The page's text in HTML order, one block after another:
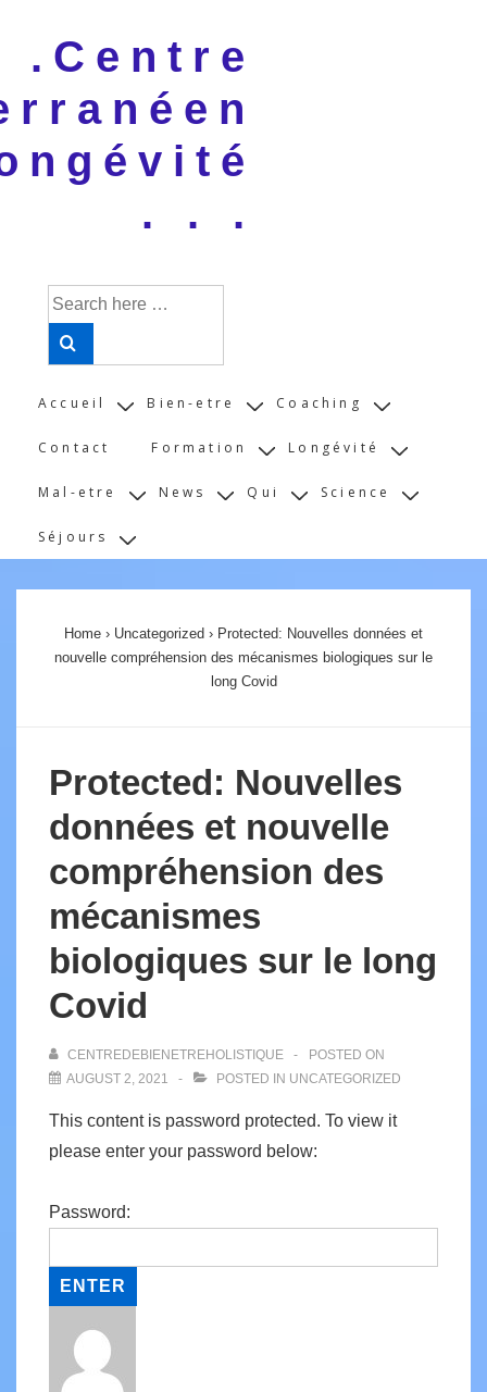
Main
.Centre
. . .
Search
for:
Main
Accueil Bien-etre Coaching
Contact Formation Longévité
Mal-etre News Qui Science
Séjours
Home › Uncategorized › Protected: Nouvelles données et
nouvelle compréhension des mécanismes biologiques sur le
long Covid
Protected: Nouvelles
données et nouvelle
compréhension des
mécanismes
biologiques sur le long
Covid
CENTREDEBIENETREHOLISTIQUE
POSTED ON
AUGUST 2, 2021
POSTED IN UNCATEGORIZED
This content is password protected. To view it
please enter your password below:
Password: